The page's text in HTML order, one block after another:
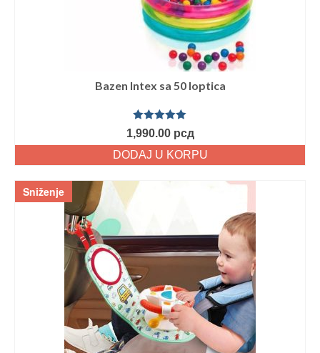
Bazen Intex sa 50 loptica
Ocenjeno
sa5.00 od
5
1,990.00 рсд
DODAJ U KORPU
Sniženje